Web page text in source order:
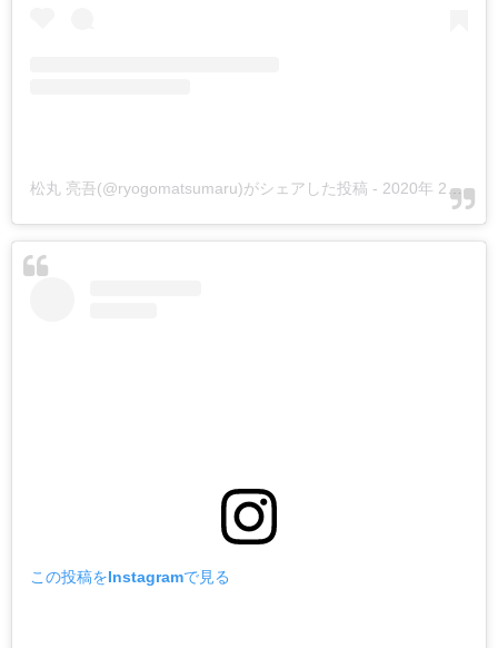
松丸 亮吾(@ryogomatsumaru)がシェアした投稿 - 2020年 2月月24日午後9時21分PST
この投稿をInstagramで見る